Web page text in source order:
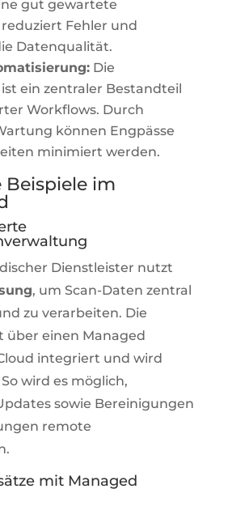
gut gewartete
Fehler und
Datenqualität.
Die
ein zentraler Bestandteil
Workflows. Durch
können Engpässe
minimiert werden.
Beispiele im
Dienstleister nutzt
, um Scan-Daten zentral
zu verarbeiten. Die
über einen Managed
integriert und wird
wird es möglich,
sowie Bereinigungen
remote
mit Managed